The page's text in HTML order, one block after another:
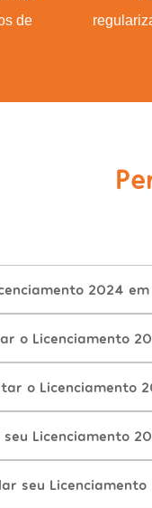
de
2024
o Licenciamento
o Licenciamento
Licenciamento
seu